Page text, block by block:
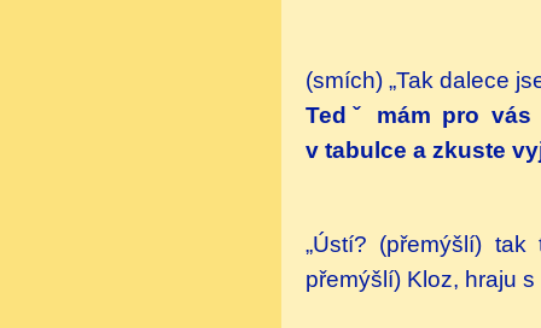
(smích) „Tak dalece
Tedˇ mám pro
v tabulce a zkuste
„Ústí? (přemýšlí)
přemýšlí) Kloz, hraju